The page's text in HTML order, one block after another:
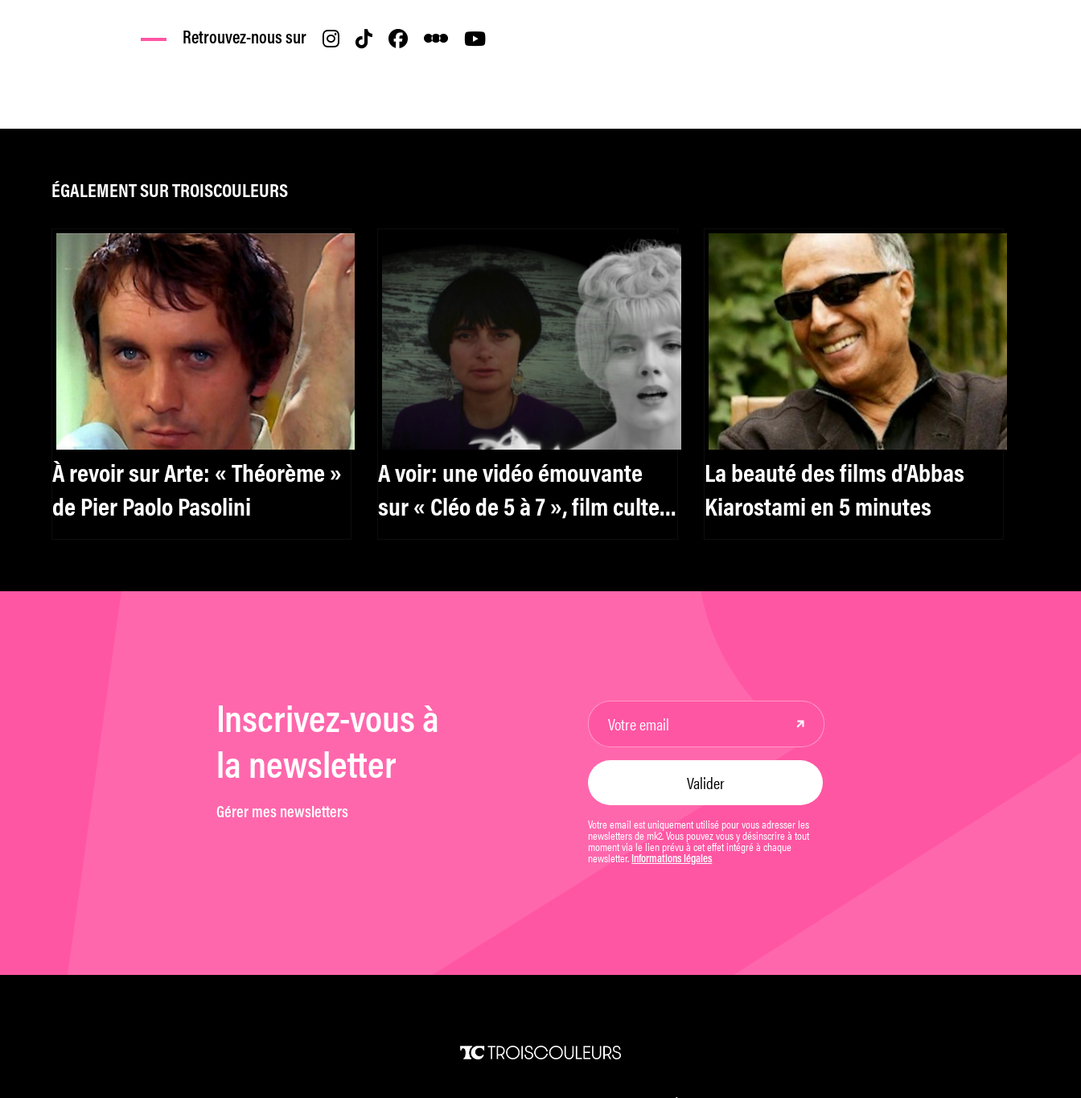
Retrouvez-nous sur
ÉGALEMENT SUR TROISCOULEURS
À revoir sur Arte: « Théorème »
de Pier Paolo Pasolini
A voir: une vidéo émouvante
sur « Cléo de 5 à 7 », film culte
La beauté des films d’Abbas
Kiarostami en 5 minutes
Inscrivez-vous à
la newsletter
Gérer mes newsletters
Votre email est uniquement utilisé pour vous adresser les
newsletters de mk2. Vous pouvez vous y désinscrire à tout
moment via le lien prévu à cet effet intégré à chaque
newsletter. Informations légales